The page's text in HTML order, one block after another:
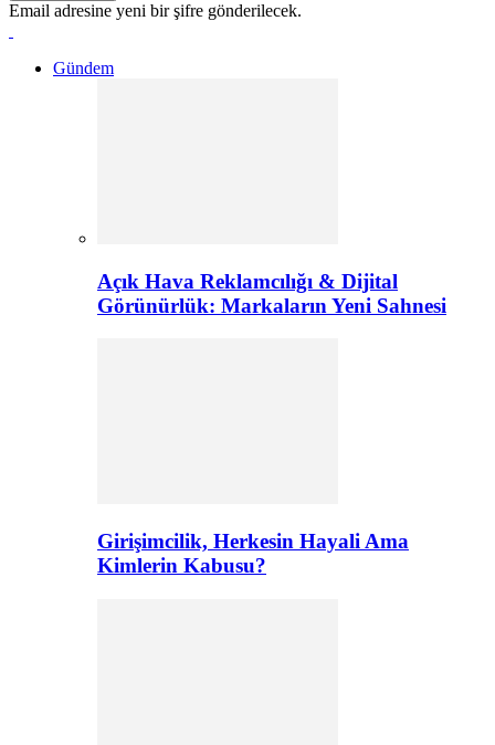
Email adresine yeni bir şifre gönderilecek.
Gündem
Açık Hava Reklamcılığı & Dijital
Görünürlük: Markaların Yeni Sahnesi
Girişimcilik, Herkesin Hayali Ama
Kimlerin Kabusu?